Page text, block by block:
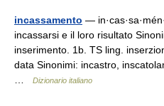
incassamento —
incassarsi e il loro risultato
inserimento. 1b. TS ling.
data Sinonimi: incastro,
Dizionario italiano